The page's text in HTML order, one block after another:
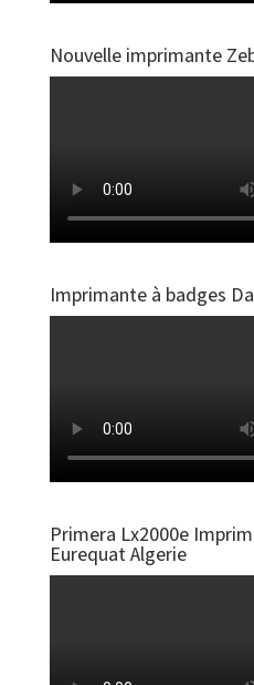
Nouvelle imprimante
Imprimante à badges
Primera Lx2000e
Eurequat Algerie